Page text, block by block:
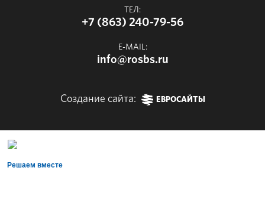
ТЕЛ:
+7 (863) 240-79-56
E-MAIL:
info@rosbs.ru
Создание сайта: ЕВРОСАЙТЫ
Решаем вместе